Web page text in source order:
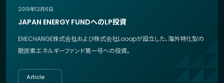
2019年12月6日
JAPAN ENERGY FUNDへのLP投資
ENECHANGE株式会社および株式会社Looopが設立した、海外特化型の
脱炭素エネルギーファンド第一号への投資。
Article